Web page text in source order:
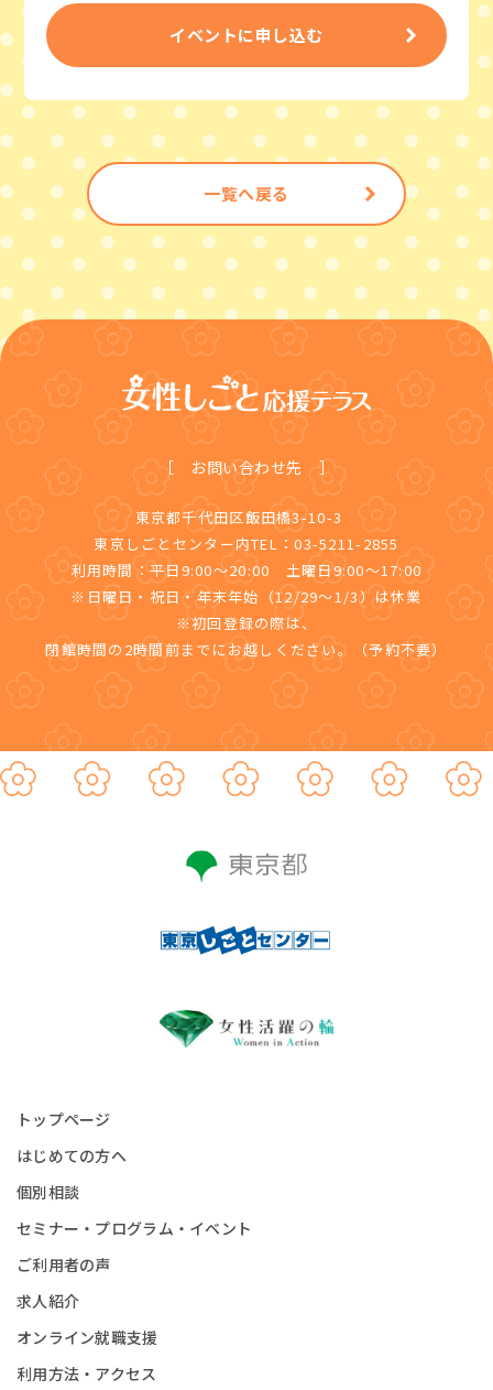
イベントに申し込む
一覧へ戻る
［ お問い合わせ先 ］
東京都千代田区飯田橋3-10-3
東京しごとセンター内TEL：03-5211-2855
利用時間：平日9:00～20:00 土曜日9:00～17:00
※日曜日・祝日・年末年始（12/29～1/3）は休業
※初回登録の際は、
閉館時間の2時間前までにお越しください。（予約不要）
トップページ
はじめての方へ
個別相談
セミナー・プログラム・イベント
ご利用者の声
求人紹介
オンライン就職支援
利用方法・アクセス